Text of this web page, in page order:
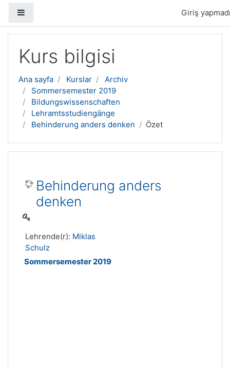
Giriş
Kurs bilgisi
Ana sayfa Kurslar
Archiv
Sommersemester 2019
Bildungswissenschaften
Lehramtsstudiengänge
Behinderung anders denken
Özet
Behinderung anders
denken
Lehrende(r): Miklas
Schulz
Sommersemester 2019